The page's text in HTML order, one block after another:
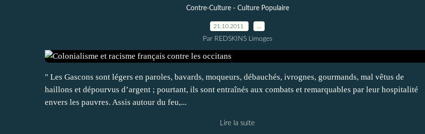
Contre-Culture - Culture Populaire
21.10.2011
Par REDSKINS Limoges
" Les Gascons sont légers en paroles, bavards, moqueurs, débauchés, ivrognes, gourmands, mal vêtus de
haillons et dépourvus d’argent ; pourtant, ils sont entraînés aux combats et remarquables par leur hospitalité
envers les pauvres. Assis autour du feu,...
Lire la suite